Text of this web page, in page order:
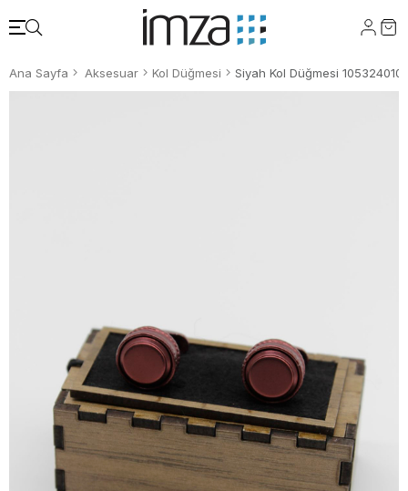
Ana Sayfa Aksesuar Kol Düğmesi Siyah Kol Düğmesi